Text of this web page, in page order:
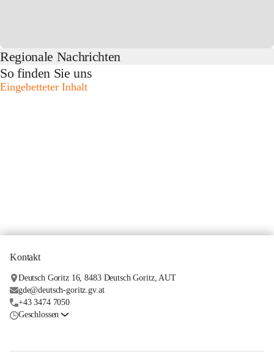
Regionale Nachrichten
So finden Sie uns
Eingebetteter Inhalt
Kontakt
Deutsch Goritz 16, 8483 Deutsch Goritz, AUT
gde@deutsch-goritz.gv.at
+43 3474 7050
Geschlossen